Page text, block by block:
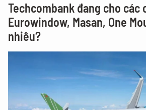
Techcombank đang cho các
Eurowindow, Masan, One
nhiêu?